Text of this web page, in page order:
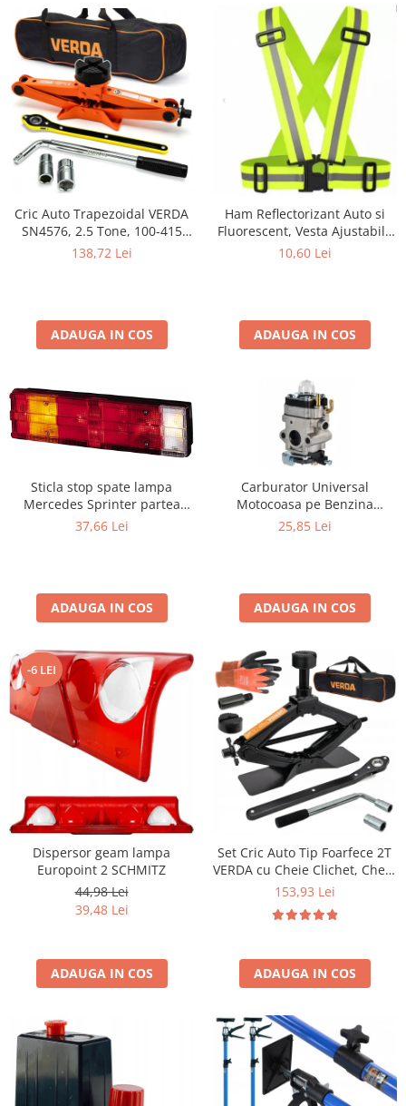
Cric Auto Trapezoidal VERDA
SN4576, 2.5 Tone, 100-415
mm, cu Clichet, Cheie
138,72 Lei
ADAUGA IN COS
Ham Reflectorizant Auto si
Fluorescent, Vesta Ajustabila
Elastica Verde Galben Neon,
10,60 Lei
ADAUGA IN COS
Sticla stop spate lampa
Mercedes Sprinter partea
Dreapta/ Stanga
37,66 Lei
ADAUGA IN COS
Carburator Universal
Motocoasa pe Benzina
(Motoare 2 Timpi), Compatibil
Membrana, Distanta Gauri
31mm
25,85 Lei
ADAUGA IN COS
-6 LEI
Dispersor geam lampa
Europoint 2 SCHMITZ
44,98 Lei
39,48 Lei
ADAUGA IN COS
Set Cric Auto Tip Foarfece 2T
VERDA cu Cheie Clichet, Cheie
Telescopica Roti 17-23mm,
Manusi si Husa SN4570
153,93 Lei
ADAUGA IN COS